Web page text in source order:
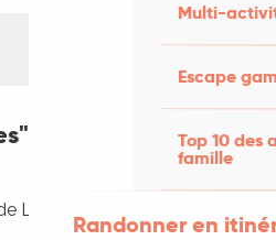
Multi-
Escape
Top 10 des
famille
Randonner en
au Château de
Lantis, Trémolède, 46340